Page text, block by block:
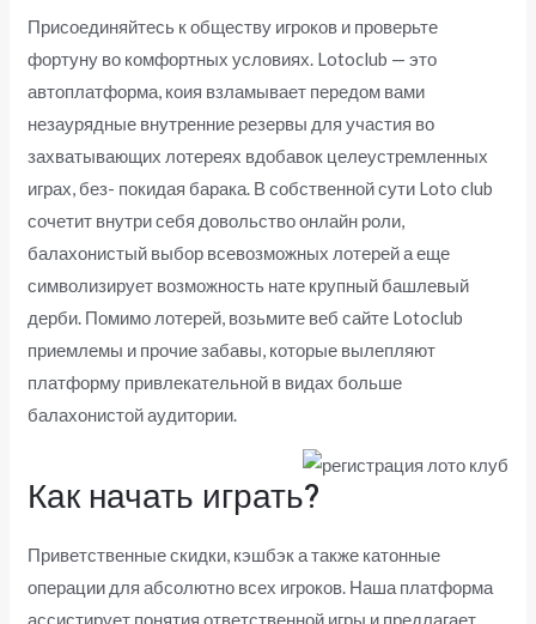
Присоединяйтесь к обществу игроков и проверьте
фортуну во комфортных условиях. Lotoclub — это
автоплатформа, коия взламывает передом вами
незаурядные внутренние резервы для участия во
захватывающих лотереях вдобавок целеустремленных
играх, без- покидая барака. В собственной сути Loto club
сочетит внутри себя довольство онлайн роли,
балахонистый выбор всевозможных лотерей а еще
символизирует возможность нате крупный башлевый
дерби. Помимо лотерей, возьмите веб сайте Lotoclub
приемлемы и прочие забавы, которые вылепляют
платформу привлекательной в видах больше
балахонистой аудитории.
Как начать играть?
Приветственные скидки, кэшбэк а также катонные
операции для абсолютно всех игроков. Наша платформа
ассистирует понятия ответственной игры и предлагает